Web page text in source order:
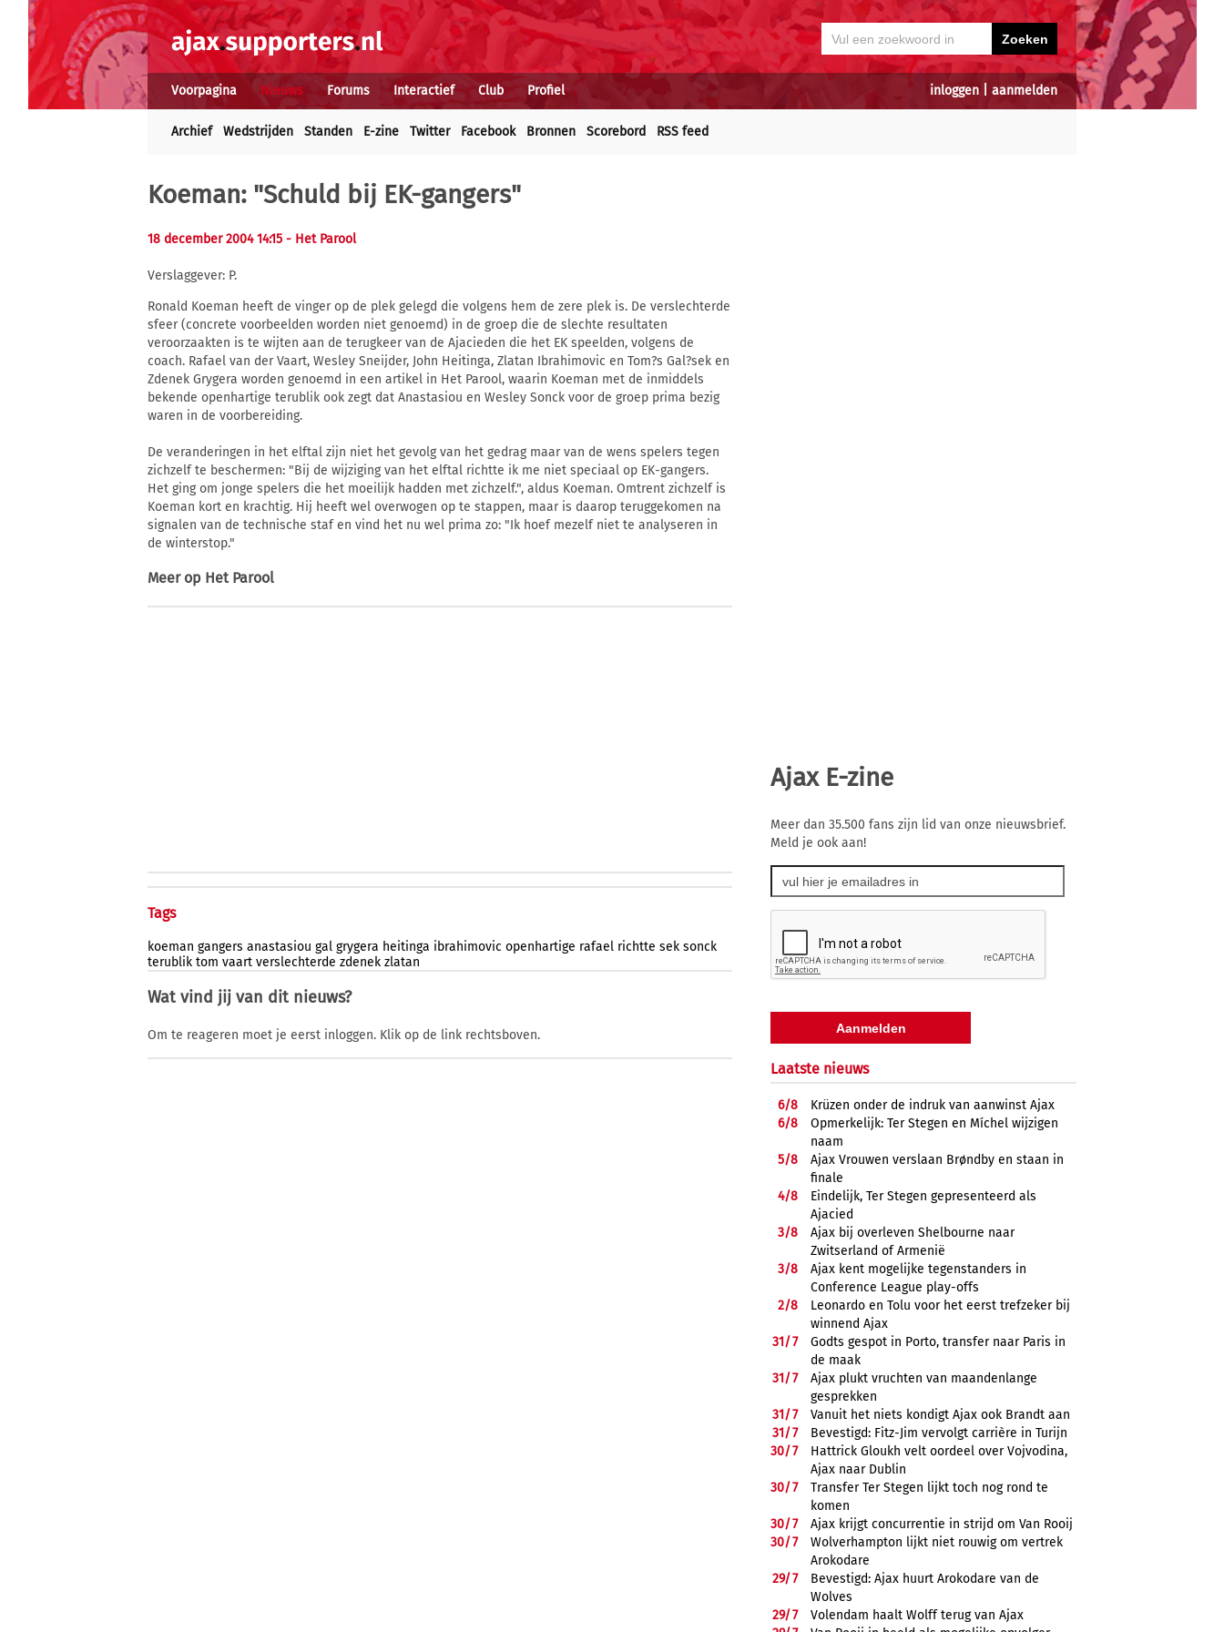
inloggen aanmelden
Voorpagina Nieuws Forums Interactief Club Profiel
Archief Wedstrijden Standen E-zine Twitter Facebook Bronnen Scorebord RSS feed
Koeman: "Schuld bij EK-gangers"
18 december 2004 14:15 - Het Parool
Verslaggever: P.
Ronald Koeman heeft de vinger op de plek gelegd die volgens hem de zere plek is. De verslechterde
sfeer (concrete voorbeelden worden niet genoemd) in de groep die de slechte resultaten
veroorzaakten is te wijten aan de terugkeer van de Ajacieden die het EK speelden, volgens de
coach. Rafael van der Vaart, Wesley Sneijder, John Heitinga, Zlatan Ibrahimovic en Tom?s Gal?sek en
Zdenek Grygera worden genoemd in een artikel in Het Parool, waarin Koeman met de inmiddels
bekende openhartige terublik ook zegt dat Anastasiou en Wesley Sonck voor de groep prima bezig
waren in de voorbereiding.
De veranderingen in het elftal zijn niet het gevolg van het gedrag maar van de wens spelers tegen
zichzelf te beschermen: "Bij de wijziging van het elftal richtte ik me niet speciaal op EK-gangers.
Het ging om jonge spelers die het moeilijk hadden met zichzelf.", aldus Koeman. Omtrent zichzelf is
Koeman kort en krachtig. Hij heeft wel overwogen op te stappen, maar is daarop teruggekomen na
signalen van de technische staf en vind het nu wel prima zo: "Ik hoef mezelf niet te analyseren in
de winterstop."
Meer op Het Parool
Tags
koeman gangers anastasiou gal grygera heitinga ibrahimovic openhartige rafael richtte sek sonck
terublik tom vaart verslechterde zdenek zlatan
Wat vind jij van dit nieuws?
Om te reageren moet je eerst inloggen. Klik op de link rechtsboven.
Ajax E-zine
Meer dan 35.500 fans zijn lid van onze nieuwsbrief.
Meld je ook aan!
Laatste nieuws
6/8
Krüzen onder de indruk van aanwinst Ajax
6/8
Opmerkelijk: Ter Stegen en Míchel wijzigen
naam
5/8
Ajax Vrouwen verslaan Brøndby en staan in
finale
4/8
Eindelijk, Ter Stegen gepresenteerd als
Ajacied
3/8
Ajax bij overleven Shelbourne naar
Zwitserland of Armenië
3/8
Ajax kent mogelijke tegenstanders in
Conference League play-offs
2/8
Leonardo en Tolu voor het eerst trefzeker bij
winnend Ajax
31/7
Godts gespot in Porto, transfer naar Paris in
de maak
31/7
Ajax plukt vruchten van maandenlange
gesprekken
31/7
Vanuit het niets kondigt Ajax ook Brandt aan
31/7
Bevestigd: Fitz-Jim vervolgt carrière in Turijn
30/7
Hattrick Gloukh velt oordeel over Vojvodina,
Ajax naar Dublin
30/7
Transfer Ter Stegen lijkt toch nog rond te
komen
30/7
Ajax krijgt concurrentie in strijd om Van Rooij
30/7
Wolverhampton lijkt niet rouwig om vertrek
Arokodare
29/7
Bevestigd: Ajax huurt Arokodare van de
Wolves
29/7
Volendam haalt Wolff terug van Ajax